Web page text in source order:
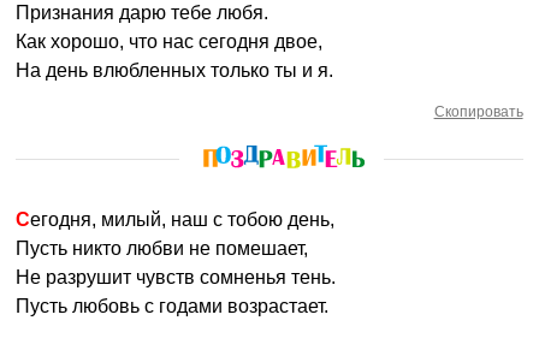
Признания дарю тебе любя.
Как хорошо, что нас сегодня двое,
На день влюбленных только ты и я.
Скопировать
Сегодня, милый, наш с тобою день,
Пусть никто любви не помешает,
Не разрушит чувств сомненья тень.
Пусть любовь с годами возрастает.